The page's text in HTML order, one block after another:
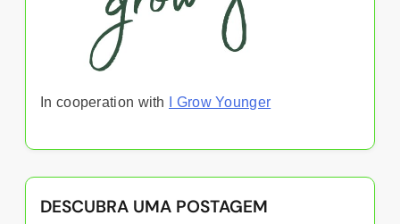
In cooperation with I Grow Younger
DESCUBRA UMA POSTAGEM